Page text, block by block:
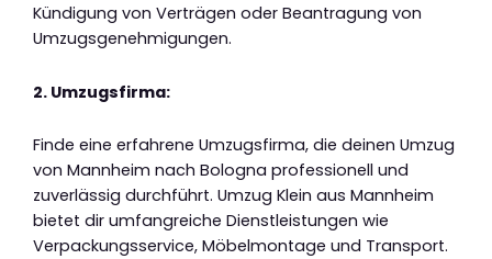
Kündigung von Verträgen oder Beantragung von
Umzugsgenehmigungen.
2. Umzugsfirma:
Finde eine erfahrene Umzugsfirma, die deinen Umzug
von Mannheim nach Bologna professionell und
zuverlässig durchführt. Umzug Klein aus Mannheim
bietet dir umfangreiche Dienstleistungen wie
Verpackungsservice, Möbelmontage und Transport.